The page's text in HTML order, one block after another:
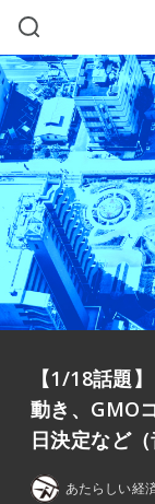
【1/18話題
動き、GMO
日決定など（
あたらしい経